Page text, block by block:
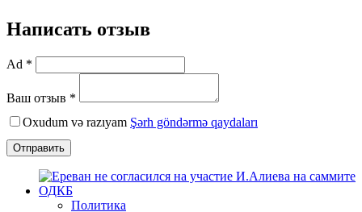
Написать отзыв
Ad *
Ваш отзыв *
Oxudum və razıyam Şərh göndərmə qaydaları
Отправить
Политика